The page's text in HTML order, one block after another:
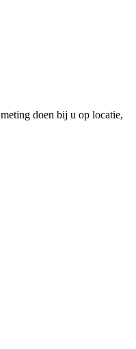
doen bij u op locatie,